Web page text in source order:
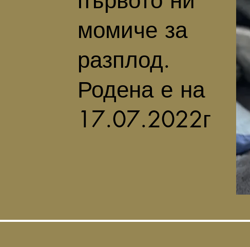
момиче за
разплод.
Родена е на
17.07.2022г